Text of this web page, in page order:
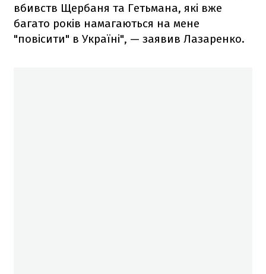
вбивств Щербаня та Гетьмана, які вже
багато років намагаються на мене
"повісити" в Україні", — заявив Лазаренко.